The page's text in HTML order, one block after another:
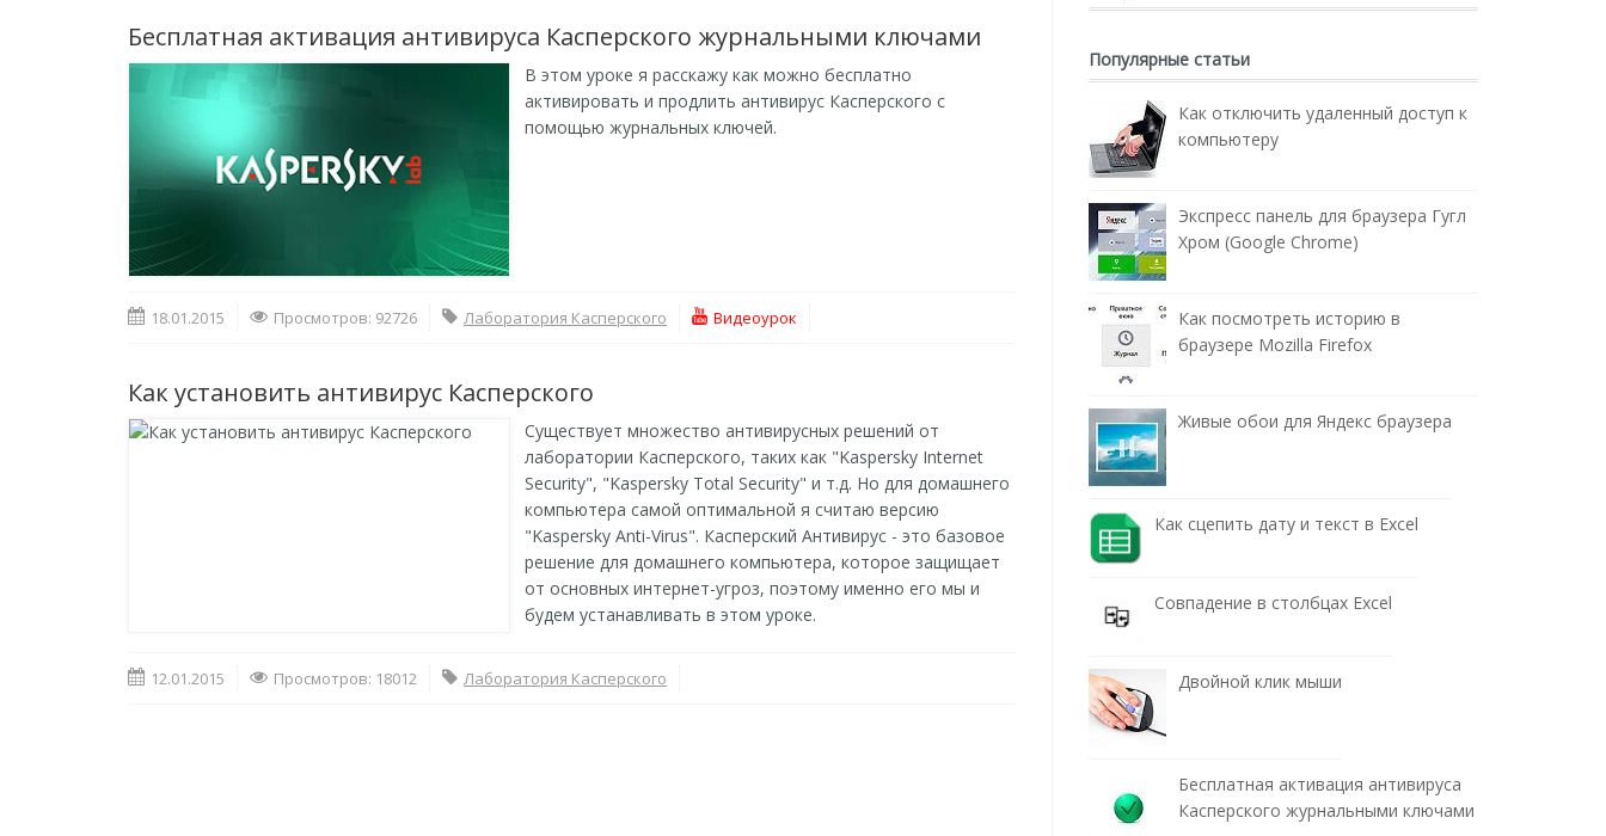
Бесплатная активация антивируса Касперского журнальными ключами
В этом уроке я расскажу как можно бесплатно
активировать и продлить антивирус Касперского с
помощью журнальных ключей.
18.01.2015 Просмотров: 92726 Лаборатория Касперского Видеоурок
Как установить антивирус Касперского
Существует множество антивирусных решений от
лаборатории Касперского, таких как "Kaspersky Internet
Security", "Kaspersky Total Security" и т.д. Но для домашнего
компьютера самой оптимальной я считаю версию
"Kaspersky Anti-Virus". Касперский Антивирус - это базовое
решение для домашнего компьютера, которое защищает
от основных интернет-угроз, поэтому именно его мы и
будем устанавливать в этом уроке.
12.01.2015 Просмотров: 18012 Лаборатория Касперского
Популярные статьи
Как отключить удаленный доступ к
компьютеру
Экспресс панель для браузера Гугл
Хром (Google Chrome)
Как посмотреть историю в
браузере Mozilla Firefox
Живые обои для Яндекс браузера
Как сцепить дату и текст в Excel
Совпадение в столбцах Excel
Двойной клик мыши
Бесплатная активация антивируса
Касперского журнальными ключами